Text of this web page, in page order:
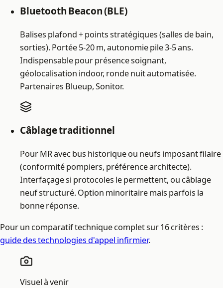
Bluetooth Beacon (BLE)
Balises plafond + points stratégiques (salles de bain,
sorties). Portée 5-20 m, autonomie pile 3-5 ans.
Indispensable pour présence soignant,
géolocalisation indoor, ronde nuit automatisée.
Partenaires Blueup, Sonitor.
Câblage traditionnel
Pour MR avec bus historique ou neufs imposant filaire
(conformité pompiers, préférence architecte).
Interfaçage si protocoles le permettent, ou câblage
neuf structuré. Option minoritaire mais parfois la
bonne réponse.
Pour un comparatif technique complet sur 16 critères :
guide des technologies d'appel infirmier.
Visuel à venir